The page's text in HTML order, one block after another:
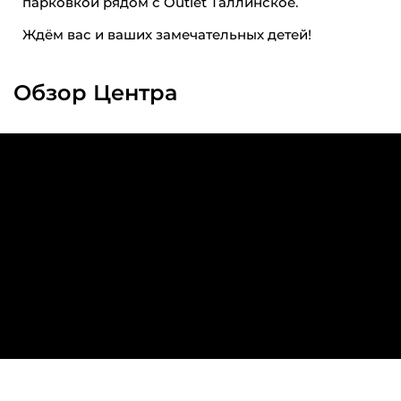
Ждём вас и ваших замечательных детей!
Обзор Центра